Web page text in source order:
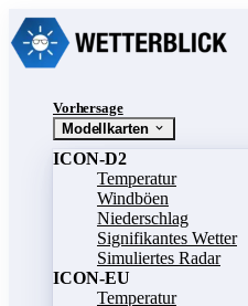
Vorhersage
Modellkarten
ICON-D2
Temperatur
Windböen
Niederschlag
Signifikantes Wetter
Simuliertes Radar
ICON-EU
Temperatur